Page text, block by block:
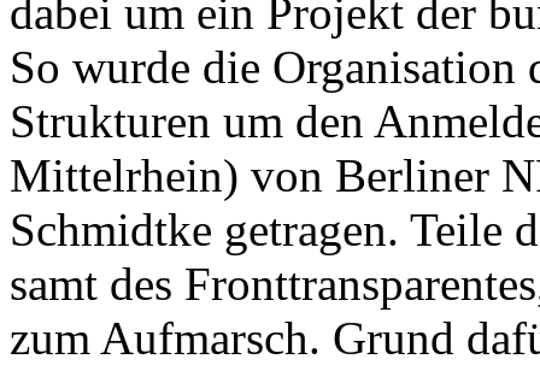
dabei um ein Projekt der
So wurde die Organisation
Strukturen um den
Mittelrhein) von Berliner
Schmidtke getragen. Teile
samt des
zum Aufmarsch. Grund